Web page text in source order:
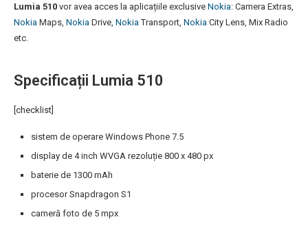
Lumia 510 vor avea acces la aplicațiile exclusive Nokia: Camera Extras,
Nokia Maps, Nokia Drive, NokiaTransport, Nokia City Lens, Mix Radio
etc.
Specificații Lumia 510
[checklist]
sistem de operare Windows Phone 7.5
display de 4 inch WVGA rezoluție 800 x 480 px
baterie de 1300 mAh
procesor Snapdragon S1
cameră foto de 5 mpx